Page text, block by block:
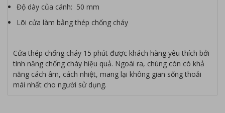
Độ dày của cánh: 50 mm
Lõi cửa làm bằng thép chống cháy
Cửa thép chống cháy 15 phút được khách hàng yêu thích bởi
tính năng chống cháy hiệu quả. Ngoài ra, chúng còn có khả
năng cách âm, cách nhiệt, mang lại không gian sống thoải
mái nhất cho người sử dụng.